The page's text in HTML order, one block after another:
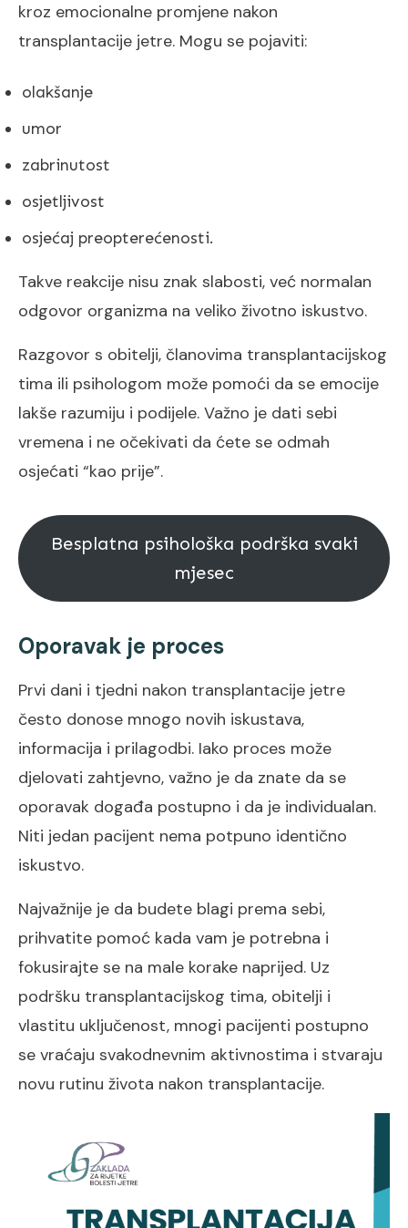
kroz emocionalne promjene nakon
transplantacije jetre. Mogu se pojaviti:
olakšanje
umor
zabrinutost
osjetljivost
osjećaj preopterećenosti.
Takve reakcije nisu znak slabosti, već normalan
odgovor organizma na veliko životno iskustvo.
Razgovor s obitelji, članovima transplantacijskog
tima ili psihologom može pomoći da se emocije
lakše razumiju i podijele. Važno je dati sebi
vremena i ne očekivati da ćete se odmah
osjećati “kao prije”.
Besplatna psihološka podrška svaki
mjesec
Oporavak je proces
Prvi dani i tjedni nakon transplantacije jetre
često donose mnogo novih iskustava,
informacija i prilagodbi. Iako proces može
djelovati zahtjevno, važno je da znate da se
oporavak događa postupno i da je individualan.
Niti jedan pacijent nema potpuno identično
iskustvo.
Najvažnije je da budete blagi prema sebi,
prihvatite pomoć kada vam je potrebna i
fokusirajte se na male korake naprijed. Uz
podršku transplantacijskog tima, obitelji i
vlastitu uključenost, mnogi pacijenti postupno
se vraćaju svakodnevnim aktivnostima i stvaraju
novu rutinu života nakon transplantacije.